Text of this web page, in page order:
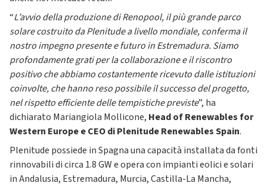
“L’avvio della produzione di Renopool, il più grande parco
solare costruito da Plenitude a livello mondiale, conferma il
nostro impegno presente e futuro in Estremadura. Siamo
profondamente grati per la collaborazione e il riscontro
positivo che abbiamo costantemente ricevuto dalle istituzioni
coinvolte, che hanno reso possibile il successo del progetto,
nel rispetto efficiente delle tempistiche previste”, ha
dichiarato Mariangiola Mollicone, Head of Renewables for
Western Europe e CEO di Plenitude Renewables Spain.
Plenitude possiede in Spagna una capacità installata da fonti
rinnovabili di circa 1.8 GW e opera con impianti eolici e solari
in Andalusia, Estremadura, Murcia, Castilla-La Mancha,